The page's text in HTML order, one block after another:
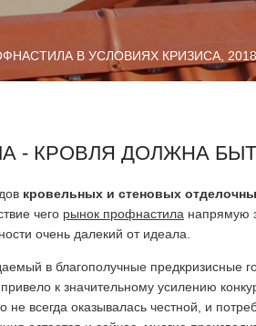
В УСЛОВИЯХ КРИЗИСА,
- КРОВЛЯ ДОЛЖНА
кровельных и стеновых
чего рынок профнастила напрямую
очень далекий от идеала.
в благополучные предкризисные
к значительному усилению
всегда оказывалась честной, и